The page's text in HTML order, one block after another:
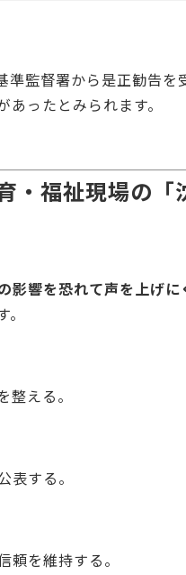
準監督署から是正勧告を
ったとみられます。
福祉現場の「
影響を恐れて声を上げに
整える。
表する。
頼を維持する。